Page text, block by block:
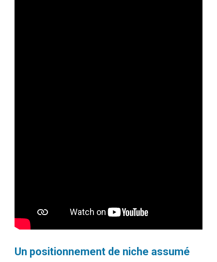
Un positionnement de niche assumé